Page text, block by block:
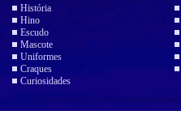
História
Hino
Escudo
Mascote
Uniformes
Craques
Curiosidades